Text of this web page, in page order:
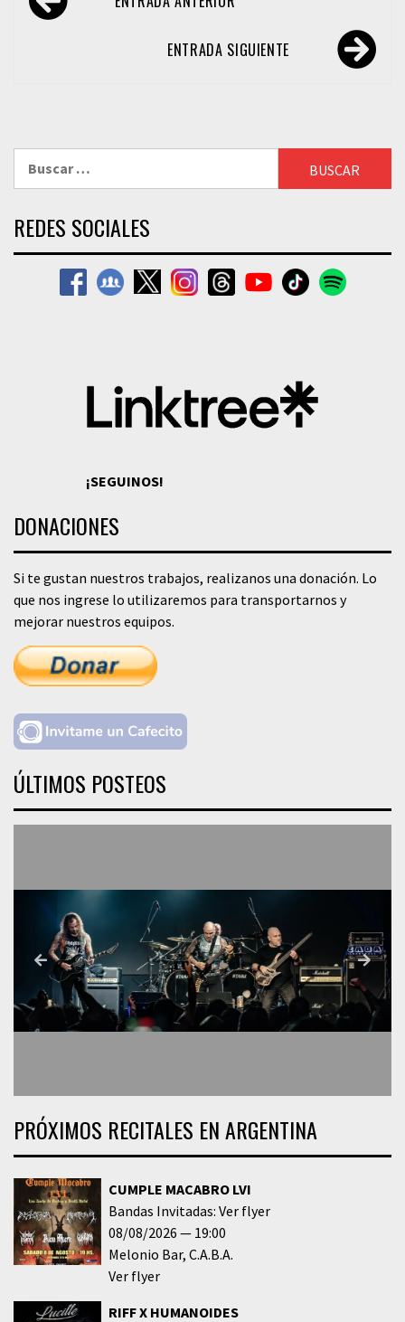
de
ENTRADA SIGUIENTE
REDES SOCIALES
¡SEGUINOS!
DONACIONES
Si te gustan nuestros trabajos, realizanos una donación. Lo
que nos ingrese lo utilizaremos para transportarnos y
mejorar nuestros equipos.
ÚLTIMOS POSTEOS
PRÓXIMOS RECITALES EN ARGENTINA
CUMPLE MACABRO LVI
Bandas Invitadas: Ver flyer
08/08/2026
19:00
Melonio Bar C.A.B.A.
Ver flyer
RIFF X HUMANOIDES